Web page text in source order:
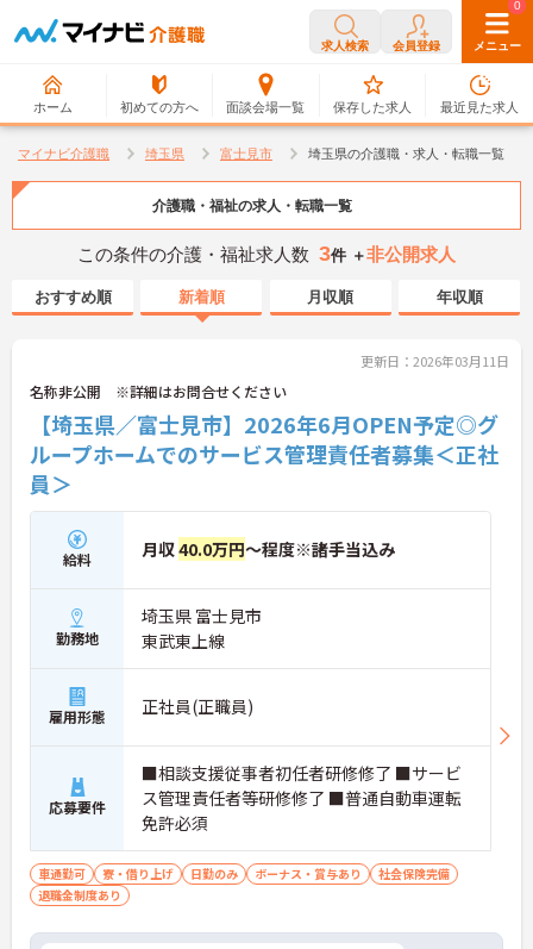
求人検索 会員登録 メニュー
ホーム 初めての方へ 面談会場一覧
0
保存した求人
0
最近見た求人
マイナビ介護職 埼玉県 富士見市 埼玉県の介護職・求人・転職一覧
介護職・福祉の求人・転職一覧
この条件の介護・福祉求人数 3件 ＋非公開求人
おすすめ順 新着順 月収順 年収順
更新日：2026年03月11日
名称非公開 ※詳細はお問合せください
【埼玉県／富士見市】2026年6月OPEN予定◎グ
ループホームでのサービス管理責任者募集＜正社
員＞
給料 月収40.0万円～程度※諸手当込み
勤務地
埼玉県 富士見市
東武東上線
雇用形態 正社員(正職員)
応募要件
■相談支援従事者初任者研修修了 ■サービ
ス管理責任者等研修修了 ■普通自動車運転
免許必須
車通勤可 寮・借り上げ 日勤のみ ボーナス・賞与あり
社会保険完備
退職金制度あり